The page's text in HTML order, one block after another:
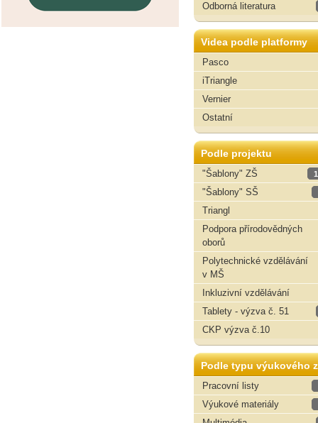
Odborná literatura
Videa podle platformy
Pasco
iTriangle
Vernier
Ostatní
Podle projektu
"Šablony" ZŠ
"Šablony" SŠ
Triangl
Podpora přírodovědných
oborů
Polytechnické vzdělávání
v MŠ
Inkluzivní vzdělávání
Tablety - výzva č. 51
CKP výzva č.10
Podle typu výukového
Pracovní listy
Výukové materiály